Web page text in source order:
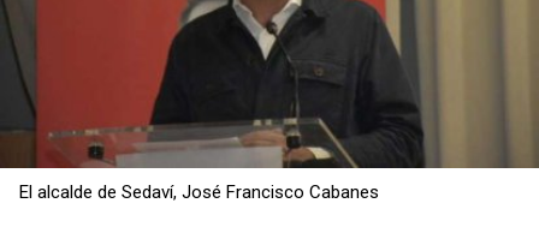
El alcalde de Sedaví, José Francisco Cabanes